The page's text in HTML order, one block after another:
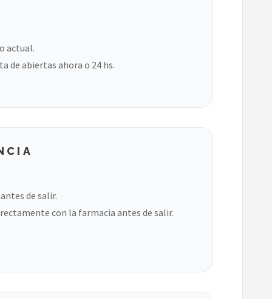
actual.
de abiertas ahora o 24 hs.
de salir.
con la farmacia antes de salir.